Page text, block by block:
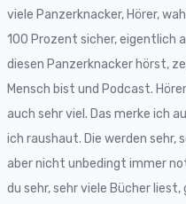
viele Panzerknacker, Hörer,
100 Prozent sicher, eigentlich
diesen Panzerknacker hörst,
Mensch bist und Podcast.
auch sehr viel. Das merke ich
ich raushaut. Die werden sehr,
aber nicht unbedingt immer
du sehr, sehr viele Bücher